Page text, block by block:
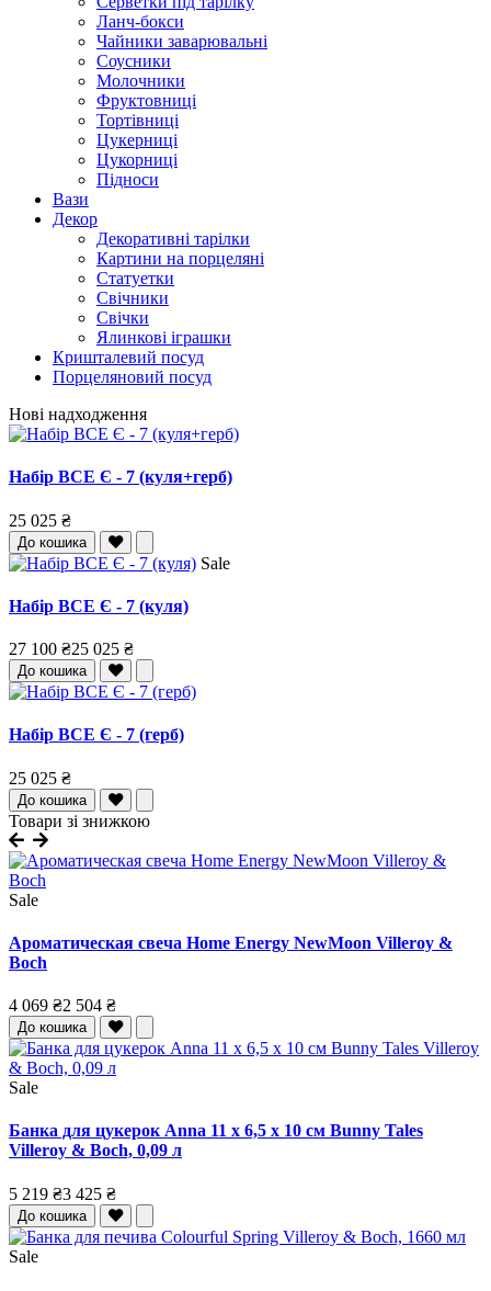
Ланч-бокси
Чайники заварювальні
Соусники
Молочники
Фруктовниці
Тортівниці
Цукерниці
Цукорниці
Підноси
Вази
Декор
Декоративні тарілки
Картини на порцеляні
Статуетки
Свічники
Свічки
Ялинкові іграшки
Кришталевий посуд
Порцеляновий посуд
Нові надходження
Набір ВСЕ Є - 7 (куля+герб)
25 025 ₴
До кошика
Sale
Набір ВСЕ Є - 7 (куля)
27 100 ₴25 025 ₴
До кошика
Набір ВСЕ Є - 7 (герб)
25 025 ₴
До кошика
Товари зі знижкою
Sale
Ароматическая свеча Home Energy NewMoon Villeroy &
Boch
4 069 ₴2 504 ₴
До кошика
Sale
Банка для цукерок Anna 11 x 6,5 x 10 см Bunny Tales
Villeroy & Boch, 0,09 л
5 219 ₴3 425 ₴
До кошика
Sale